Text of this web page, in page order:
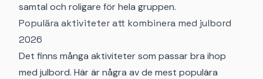
samtal och roligare för hela gruppen.
Populära aktiviteter att kombinera med julbord
2026
Det finns många aktiviteter som passar bra ihop
med julbord. Här är några av de mest populära